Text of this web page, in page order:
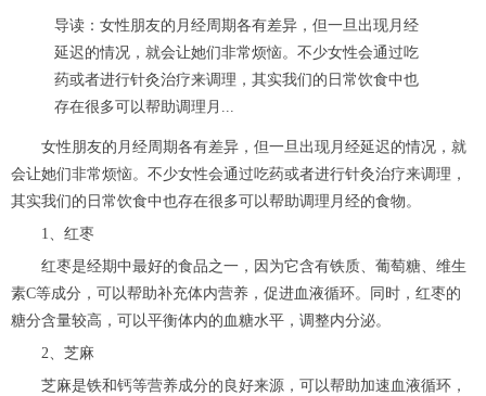
导读：女性朋友的月经周期各有差异，但一旦出现月经
延迟的情况，就会让她们非常烦恼。不少女性会通过吃
药或者进行针灸治疗来调理，其实我们的日常饮食中也
存在很多可以帮助调理月...
女性朋友的月经周期各有差异，但一旦出现月经延迟的情况，就
会让她们非常烦恼。不少女性会通过吃药或者进行针灸治疗来调理，
其实我们的日常饮食中也存在很多可以帮助调理月经的食物。
1、红枣
红枣是经期中最好的食品之一，因为它含有铁质、葡萄糖、维生
素C等成分，可以帮助补充体内营养，促进血液循环。同时，红枣的
糖分含量较高，可以平衡体内的血糖水平，调整内分泌。
2、芝麻
芝麻是铁和钙等营养成分的良好来源，可以帮助加速血液循环，